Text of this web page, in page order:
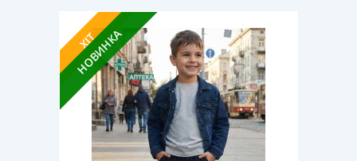
ХІТ
НОВИНКА